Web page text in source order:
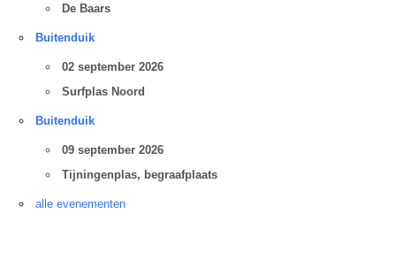
De Baars
Buitenduik
02 september 2026
Surfplas Noord
Buitenduik
09 september 2026
Tijningenplas, begraafplaats
alle evenementen